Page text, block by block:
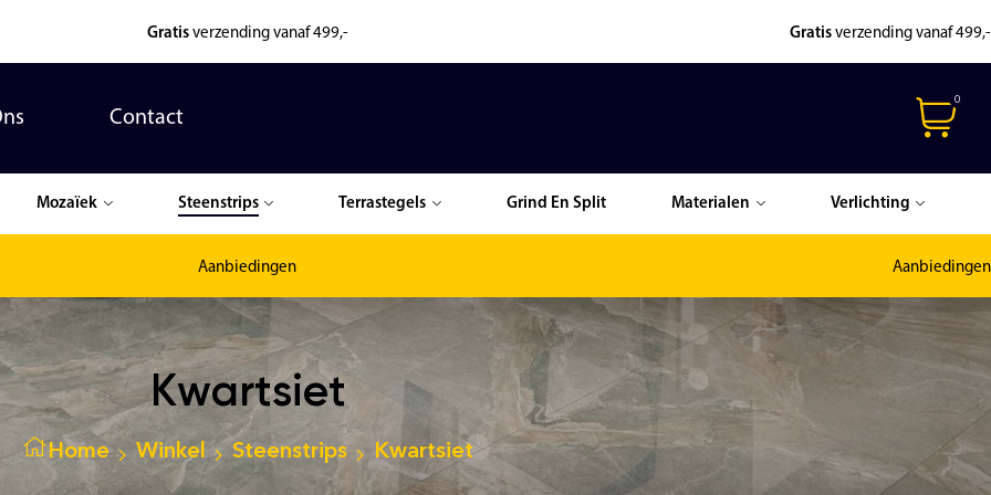
Gratis verzending vanaf 499,- Gratis verzending vanaf 499,-
Contact
0
Mozaïek Steenstrips Terrastegels Grind En Split Materialen Verlichting
Aanbiedingen Aanbiedingen
Kwartsiet
Home Winkel Steenstrips Kwartsiet